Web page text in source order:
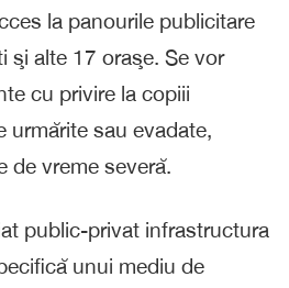
la panourile publicitare
şi alte 17 oraşe. Se vor
cu privire la copiii
urmărite sau evadate,
de vreme severă.
public-privat infrastructura
unui mediu de